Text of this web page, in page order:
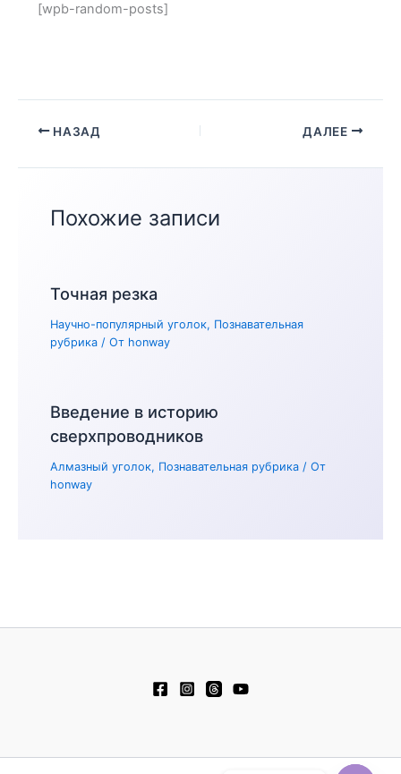
[wpb-random-posts]
НАЗАД ДАЛЕЕ
Похожие записи
Точная резка
Научно-популярный уголок, Познавательная
рубрика / От honway
Введение в историю
сверхпроводников
Алмазный уголок, Познавательная рубрика / От
honway